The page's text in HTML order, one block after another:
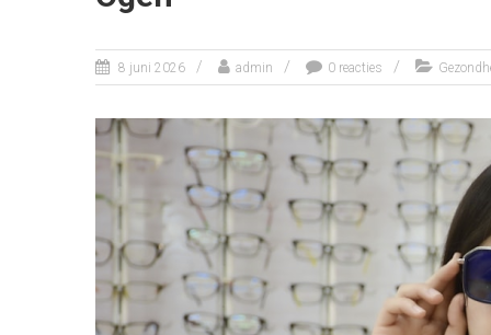
8 juni 2026 admin 0 reacties